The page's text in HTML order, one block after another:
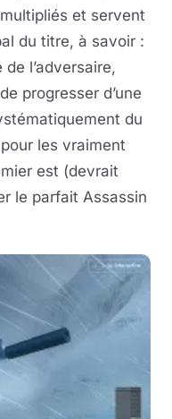
et servent
du titre, à savoir :
l’adversaire,
progresser d’une
du
les vraiment
est (devrait
le parfait Assassin